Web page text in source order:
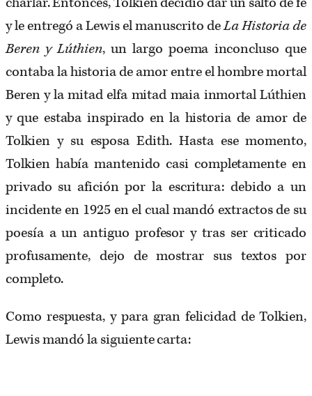
y le entregó a Lewis el manuscrito deLa Historia de
Beren y Lúthien, un largo poema inconcluso que
contaba la historia de amor entre el hombre mortal
Beren y la mitad elfa mitad maia inmortal Lúthien
y que estaba inspirado en la historia de amor de
Tolkien y su esposa Edith. Hasta ese momento,
Tolkien había mantenido casi completamente en
privado su afición por la escritura: debido a un
incidente en 1925 en el cual mandó extractos de su
poesía a un antiguo profesor y tras ser criticado
profusamente, dejo de mostrar sus textos por
completo.
Como respuesta, y para gran felicidad de Tolkien,
Lewis mandó la siguiente carta: